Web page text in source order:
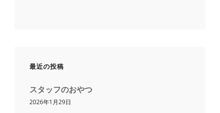
最近の投稿
スタッフのおやつ
2026年1月29日